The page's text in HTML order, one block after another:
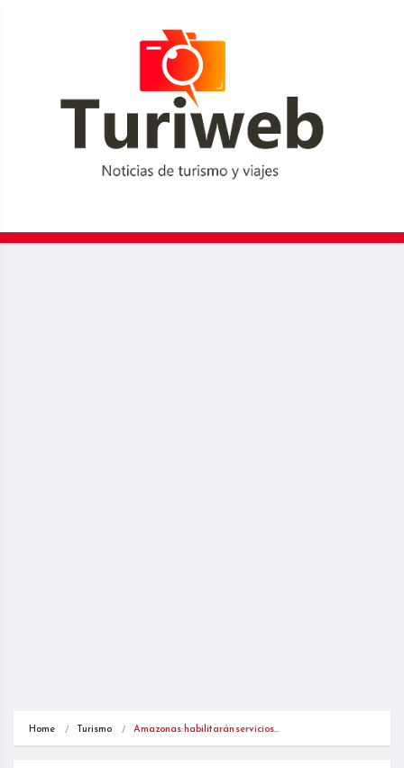
Home Turismo Amazonas: habilitarán servicios…